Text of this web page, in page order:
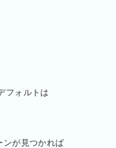
フォルトは
ンが見つかれば